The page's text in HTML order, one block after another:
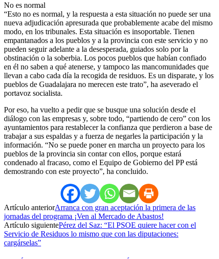
No es normal
“Esto no es normal, y la respuesta a esta situación no puede ser una
nueva adjudicación apresurada que probablemente acabe del mismo
modo, en los tribunales. Esta situación es insoportable. Tienen
empantanados a los pueblos y a la provincia con este servicio y no
pueden seguir adelante a la desesperada, guiados solo por la
obstinación o la soberbia. Los pocos pueblos que habían confiado
en él no saben a qué atenerse, y tampoco las mancomunidades que
llevan a cabo cada día la recogida de residuos. Es un disparate, y los
pueblos de Guadalajara no merecen este trato”, ha aseverado el
portavoz socialista.
Por eso, ha vuelto a pedir que se busque una solución desde el
diálogo con las empresas y, sobre todo, “partiendo de cero” con los
ayuntamientos para restablecer la confianza que perdieron a base de
trabajar a sus espaldas y a fuerza de negarles la participación y la
información. “No se puede poner en marcha un proyecto para los
pueblos de la provincia sin contar con ellos, porque estará
condenado al fracaso, como el Equipo de Gobierno del PP está
demostrando con este proyecto”, ha concluido.
Artículo anteriorArranca con gran aceptación la primera de las
jornadas del programa ¡Ven al Mercado de Abastos!
Artículo siguientePérez del Saz: “El PSOE quiere hacer con el
Servicio de Residuos lo mismo que con las diputaciones:
cargárselas”